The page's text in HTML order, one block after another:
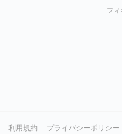
フィ
利用規約 プライバシーポリシー